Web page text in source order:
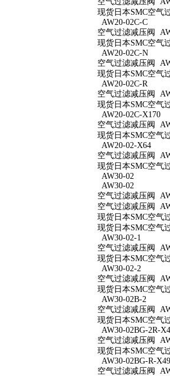
现货日本SMC空气
AW20-02C-C
空气过滤减压阀
现货日本SMC空气
AW20-02C-N
空气过滤减压阀
现货日本SMC空气
AW20-02C-R
空气过滤减压阀
现货日本SMC空气
AW20-02C-X170
空气过滤减压阀
现货日本SMC空气
AW20-02-X64
空气过滤减压阀
现货日本SMC空气
AW30-02
AW30-02
空气过滤减压阀
空气过滤减压阀
现货日本SMC空气
现货日本SMC空气
AW30-02-1
空气过滤减压阀
现货日本SMC空气
AW30-02-2
空气过滤减压阀
现货日本SMC空气
AW30-02B-2
空气过滤减压阀
现货日本SMC空气
AW30-02BG-2R-
空气过滤减压阀
现货日本SMC空气
AW30-02BG-R-
空气过滤减压阀